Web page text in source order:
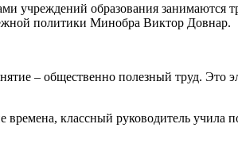
учреждений образования
политики Минобра Виктор Довнар.
– общественно полезный труд. Это
классный руководитель учила